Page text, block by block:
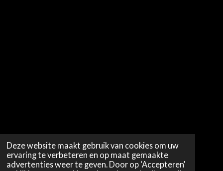
Deze website maakt gebruik van cookies om uw
ervaring te verbeteren en op maat gemaakte
advertenties weer te geven. Door op ‘Accepteren’